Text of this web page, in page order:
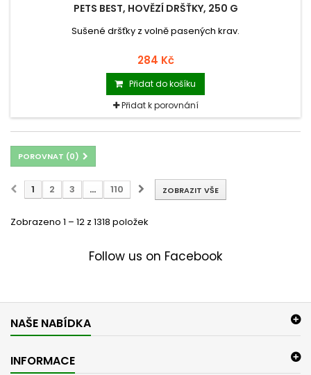
PETS BEST, HOVĚZÍ DRŠŤKY, 250 G
Sušené dršťky z volně pasených krav.
284 Kč
Přidat do košíku
Přidat k porovnání
POROVNAT (0)
ZOBRAZIT VŠE
1 2 3 ... 110
Zobrazeno 1 – 12 z 1318 položek
Follow us on Facebook
NAŠE NABÍDKA
INFORMACE